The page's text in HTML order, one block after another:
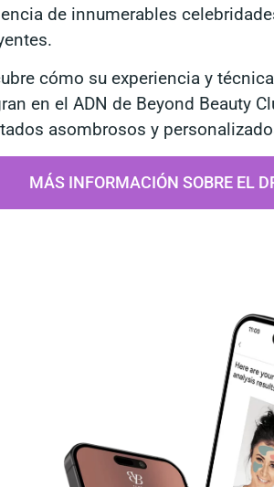
de innumerables
cómo su experiencia y
en el ADN de Beyond Beauty
asombrosos y
MÁS INFORMACIÓN SOBRE EL